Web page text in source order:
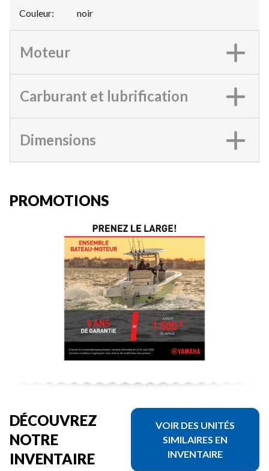
Couleur: noir
Moteur
Carburant et lubrification
Dimensions
PROMOTIONS
DÉCOUVREZ
NOTRE
INVENTAIRE
VOIR DES UNITÉS
SIMILAIRES EN
INVENTAIRE